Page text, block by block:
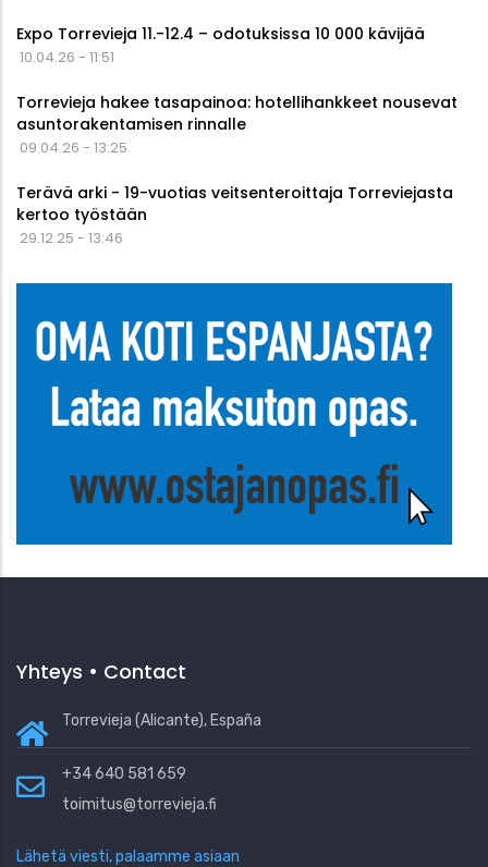
Expo Torrevieja 11.-12.4 – odotuksissa 10 000 kävijää
10.04.26 - 11:51
Torrevieja hakee tasapainoa: hotellihankkeet nousevat
asuntorakentamisen rinnalle
09.04.26 - 13:25
Terävä arki - 19-vuotias veitsenteroittaja Torreviejasta
kertoo työstään
29.12.25 - 13:46
Yhteys • Contact
Torrevieja (Alicante), España
+34 640 581 659
toimitus@torrevieja.fi
Lähetä viesti, palaamme asiaan